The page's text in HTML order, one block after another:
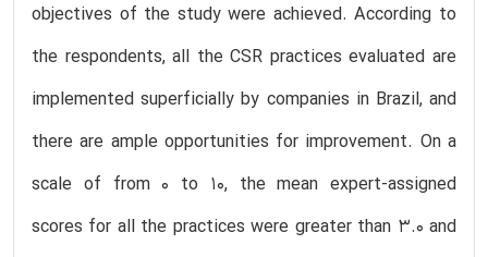
objectives of the study were achieved. According to
the respondents, all the CSR practices evaluated are
implemented superficially by companies in Brazil, and
there are ample opportunities for improvement. On a
scale of from 0 to 10, the mean expert-assigned
scores for all the practices were greater than 3.0 and